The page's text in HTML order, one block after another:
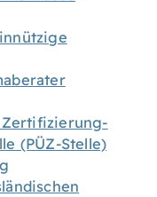
Zertifizierung-
(PÜZ-Stelle)